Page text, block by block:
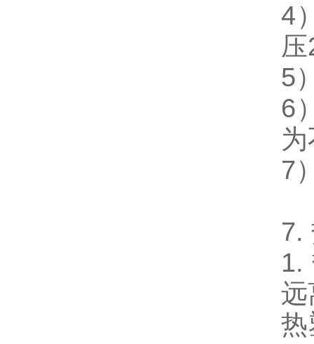
4
5
6
7
7.
1.
远
热